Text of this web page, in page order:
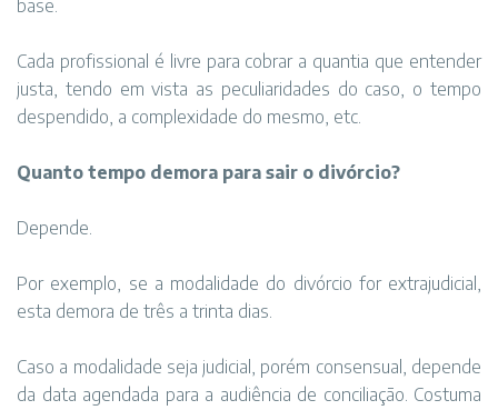
base.
Cada profissional é livre para cobrar a quantia que entender
justa, tendo em vista as peculiaridades do caso, o tempo
despendido, a complexidade do mesmo, etc.
Quanto tempo demora para sair o divórcio?
Depende.
Por exemplo, se a modalidade do divórcio for extrajudicial,
esta demora de três a trinta dias.
Caso a modalidade seja judicial, porém consensual, depende
da data agendada para a audiência de conciliação. Costuma